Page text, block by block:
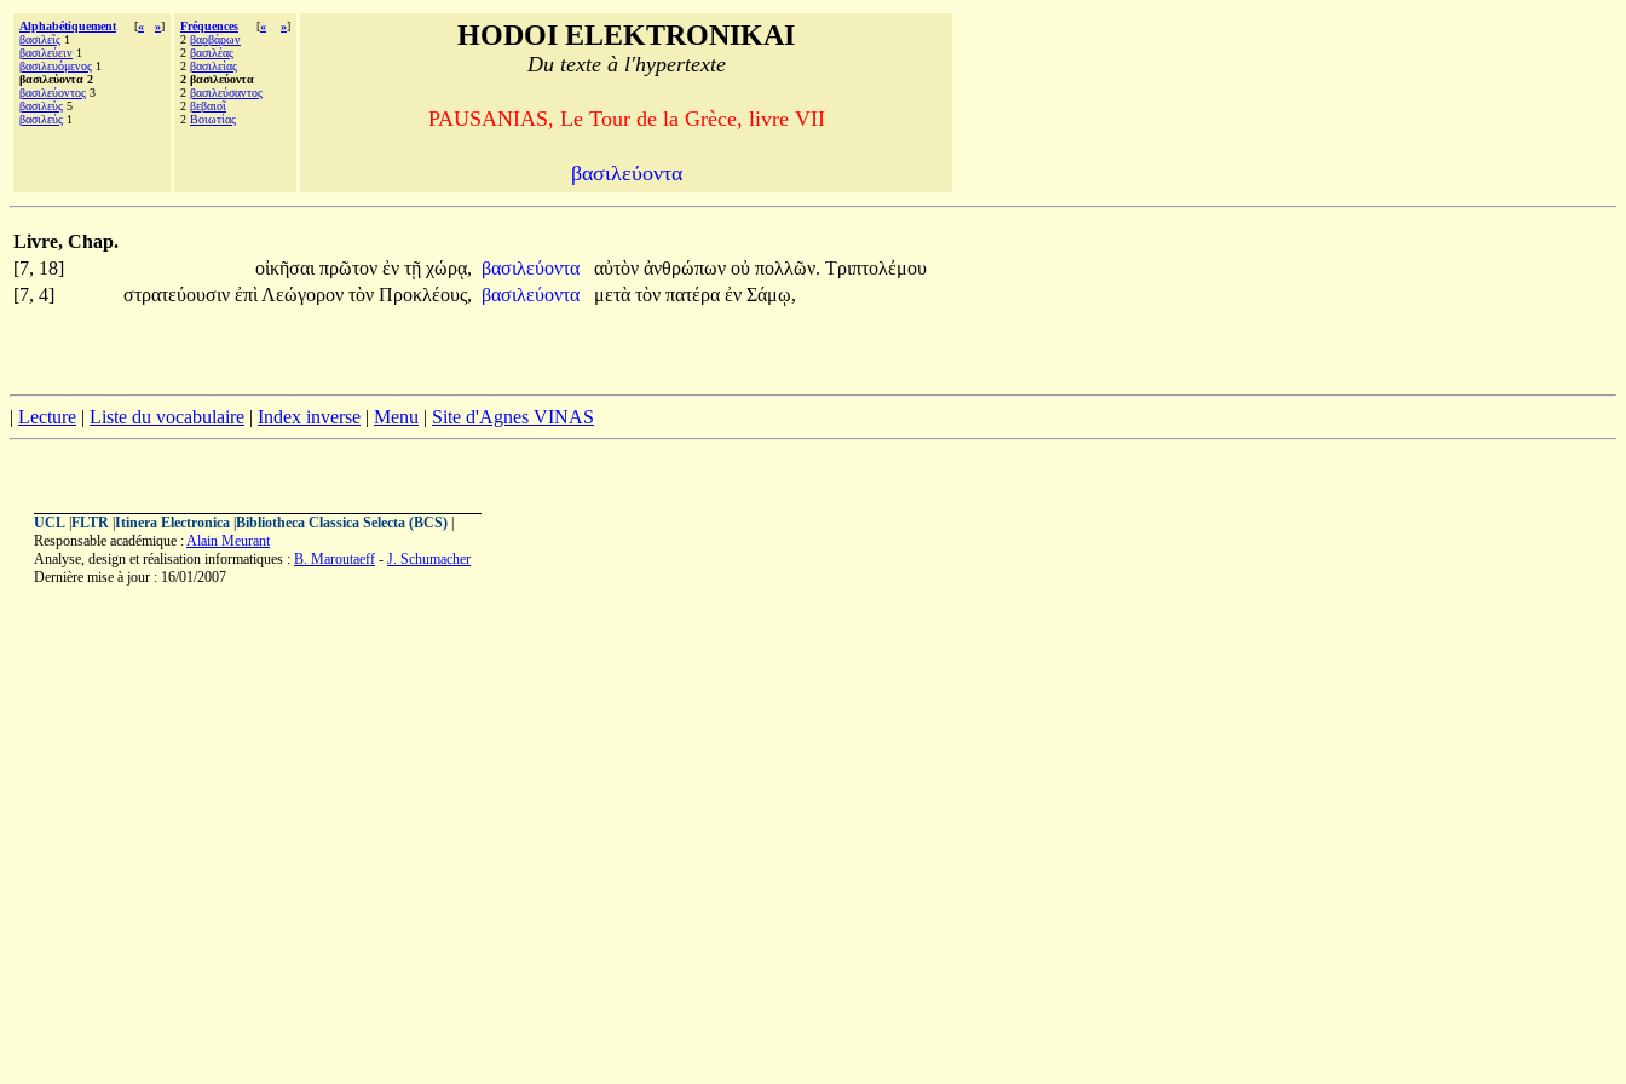
Alphabétiquement [« »]
βασιλεῖς 1
βασιλεύειν 1
βασιλευόμενος 1
βασιλεύοντα 2
βασιλεύοντος 3
βασιλεὺς 5
βασιλεύς 1
Fréquences [« »]
2 βαρβάρων
2 βασιλέας
2 βασιλείας
2 βασιλεύοντα
2 βασιλεύσαντος
2 βεβαιοῖ
2 Βοιωτίας
HODOI ELEKTRONIKAI
Du texte à l'hypertexte
PAUSANIAS, Le Tour de la Grèce, livre VII
βασιλεύοντα
Livre, Chap.
[7, 18]
οἰκῆσαι πρῶτον ἐν τῇ χώρᾳ, βασιλεύοντα αὐτὸν ἀνθρώπων οὐ πολλῶν. Τριπτολέμου
[7, 4]
στρατεύουσιν ἐπὶ Λεώγορον τὸν Προκλέους, βασιλεύοντα μετὰ τὸν πατέρα ἐν Σάμῳ,
| Lecture | Liste du vocabulaire | Index inverse | Menu | Site d'Agnes VINAS
UCL FLTR Itinera Electronica Bibliotheca Classica Selecta (BCS)
Responsable académique :Alain Meurant
Analyse, design et réalisation informatiques : B. Maroutaeff - J. Schumacher
Dernière mise à jour : 16/01/2007